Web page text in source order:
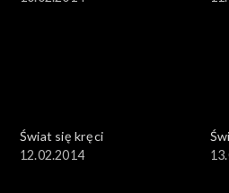
Świat się kręci
12.02.2014